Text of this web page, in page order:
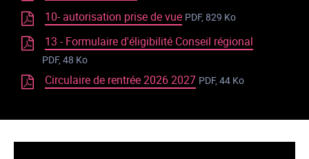
10- autorisation prise de vue PDF, 829 Ko
13 - Formulaire d'éligibilité Conseil régional
PDF, 48 Ko
Circulaire de rentrée 2026 2027 PDF, 44 Ko